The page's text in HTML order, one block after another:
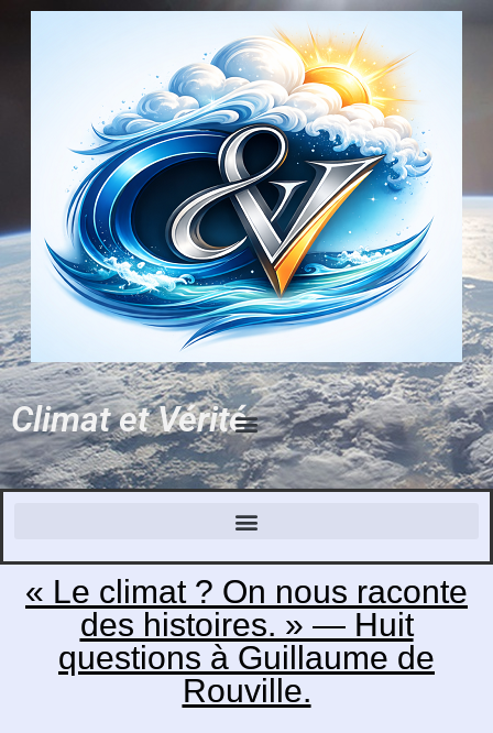
Climat et Vérité
« Le climat ? On nous raconte
des histoires. » — Huit
questions à Guillaume de
Rouville.